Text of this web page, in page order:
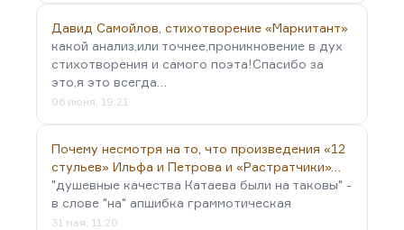
Давид Самойлов, стихотворение «Маркитант»
какой анализ,или точнее,проникновение в дух
стихотворения и самого поэта!Спасибо за
это,я это всегда…
06 июня, 19:21
Почему несмотря на то, что произведения «12
стульев» Ильфа и Петрова и «Растратчики»…
"душевные качества Катаева были на таковы" -
в слове "на" апшибка граммотическая
31 мая, 11:20